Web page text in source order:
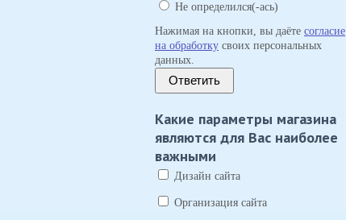
Не определился(-ась)
Нажимая на кнопки, вы даёте согласие
на обработку своих персональных
данных.
Ответить
Какие параметры магазина
являются для Вас наиболее
важными
Дизайн сайта
Организация сайта